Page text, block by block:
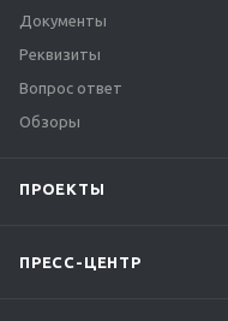
Документы
Реквизиты
Вопрос ответ
Обзоры
ПРОЕКТЫ
ПРЕСС-ЦЕНТР